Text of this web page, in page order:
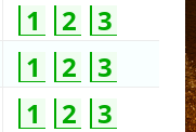
1 2
3
1 2
3
1 2
3